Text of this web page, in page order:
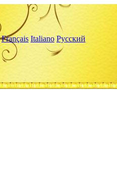
Français Italiano Русский